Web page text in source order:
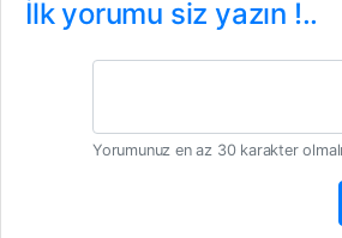
İlk yorumu siz yazın !..
Yorumunuz en az 30 karakter